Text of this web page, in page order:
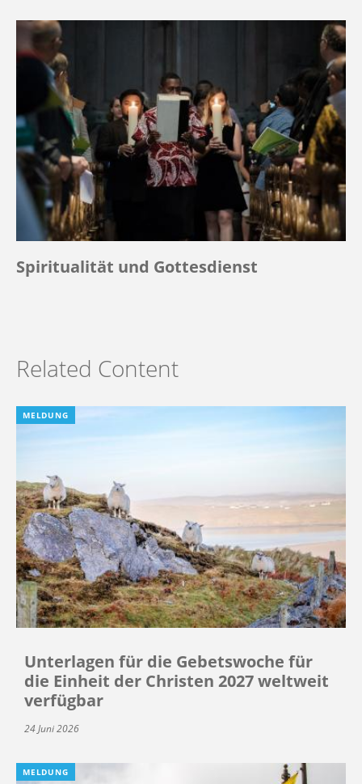
Spiritualität und Gottesdienst
Related Content
MELDUNG
Unterlagen für die Gebetswoche für
die Einheit der Christen 2027 weltweit
verfügbar
24 Juni 2026
MELDUNG